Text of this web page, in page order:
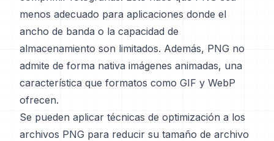
menos adecuado para aplicaciones donde el
ancho de banda o la capacidad de
almacenamiento son limitados. Además, PNG no
admite de forma nativa imágenes animadas, una
característica que formatos como GIF y WebP
ofrecen.
Se pueden aplicar técnicas de optimización a los
archivos PNG para reducir su tamaño de archivo